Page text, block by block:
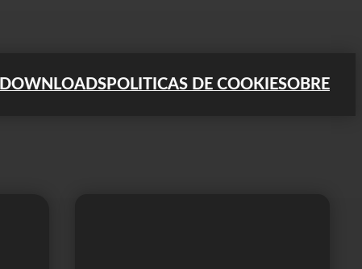
DOWNLOADS POLITICAS DE COOKIESOBRE